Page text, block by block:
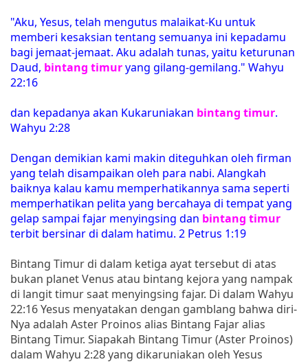
"Aku, Yesus, telah mengutus malaikat-Ku untuk
memberi kesaksian tentang semuanya ini kepadamu
bagi jemaat-jemaat. Aku adalah tunas, yaitu keturunan
Daud, bintang timuryang gilang-gemilang." Wahyu
22:16
dan kepadanya akan Kukaruniakan bintang timur.
Wahyu 2:28
Dengan demikian kami makin diteguhkan oleh firman
yang telah disampaikan oleh para nabi. Alangkah
baiknya kalau kamu memperhatikannya sama seperti
memperhatikan pelita yang bercahaya di tempat yang
gelap sampai fajar menyingsing dan bintang timur
terbit bersinar di dalam hatimu. 2 Petrus 1:19
Bintang Timur di dalam ketiga ayat tersebut di atas
bukan planet Venus atau bintang kejora yang nampak
di langit timur saat menyingsing fajar. Di dalam Wahyu
22:16 Yesus menyatakan dengan gamblang bahwa diri-
Nya adalah Aster Proinos alias Bintang Fajar alias
Bintang Timur. Siapakah Bintang Timur (Aster Proinos)
dalam Wahyu 2:28 yang dikaruniakan oleh Yesus